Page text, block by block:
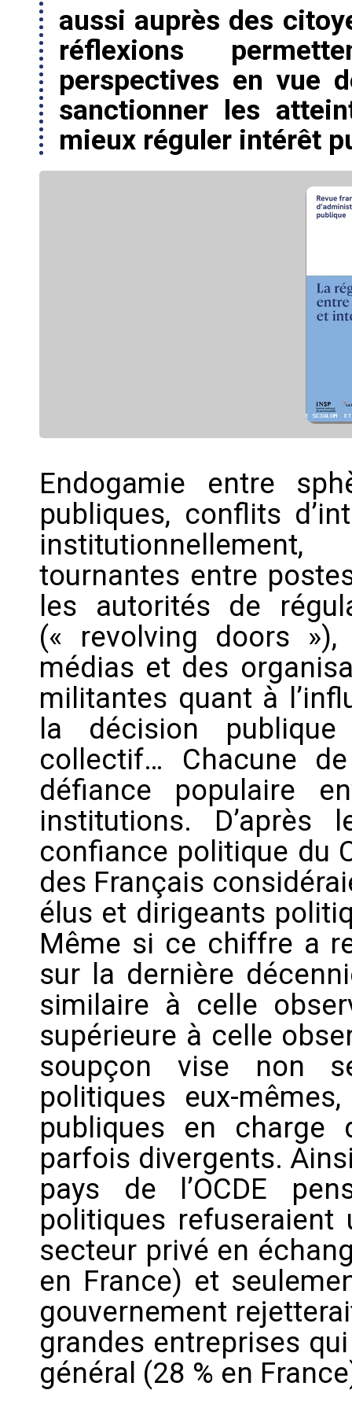
Endogamie entre
publiques, conflits
tournantes entre
les autorités de
(« revolving doors
médias et des
militantes quant à
la décision
collectif… Chacune
défiance populaire
institutions.
confiance politique du
des Français
élus et dirigeants
Même si ce chiffre a
sur la dernière
similaire à celle
supérieure à celle
soupçon vise non
politiques eux-
publiques en charge
parfois divergents.
pays de l’OCDE
politiques
secteur privé en
en France) et
gouvernement
grandes entreprises
général (28 % en